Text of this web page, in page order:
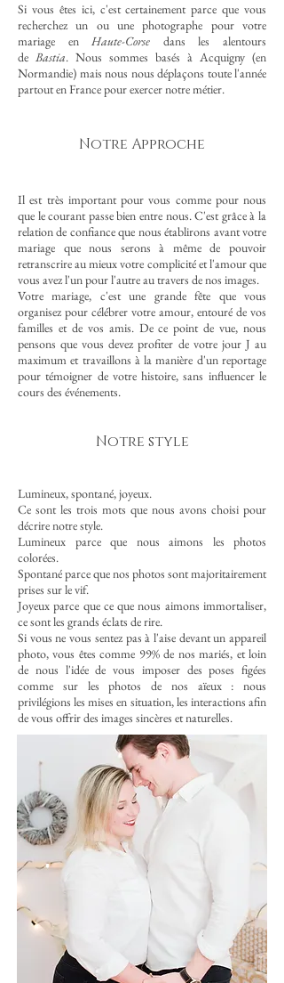
Si vous êtes ici, c'est certainement parce que vous
recherchez un ou une photographe pour votre
mariage enHaute-Corse dans les alentours
de Bastia. Nous sommes basés à Acquigny (en
Normandie) mais nous nous déplaçons toute l'année
partout en France pour exercer notre métier.
Notre Approche
Il est très important pour vous comme pour nous
que le courant passe bien entre nous. C'est grâce à la
relation de confiance que nous établirons avant votre
mariage que nous serons à même de pouvoir
retranscrire au mieux votre complicité et l'amour que
vous avez l'un pour l'autre au travers de nos images.
Votre mariage, c'est une grande fête que vous
organisez pour célébrer votre amour, entouré de vos
familles et de vos amis. De ce point de vue, nous
pensons que vous devez profiter de votre jour J au
maximum et travaillons à la manière d'un reportage
pour témoigner de votre histoire, sans influencer le
cours des événements.
Notre style
Lumineux, spontané, joyeux.
Ce sont les trois mots que nous avons choisi pour
décrire notre style.
Lumineux parce que nous aimons les photos
colorées.
Spontané parce que nos photos sont majoritairement
prises sur le vif.
Joyeux parce que ce que nous aimons immortaliser,
ce sont les grands éclats de rire.
Si vous ne vous sentez pas à l'aise devant un appareil
photo, vous êtes comme 99% de nos mariés, et loin
de nous l'idée de vous imposer des poses figées
comme sur les photos de nos aïeux : nous
privilégions les mises en situation, les interactions afin
de vous offrir des images sincères et naturelles.